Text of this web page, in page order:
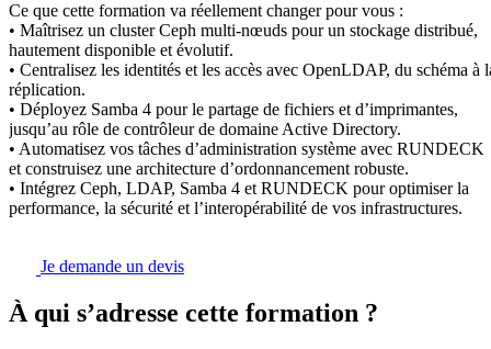
Ce que cette formation va réellement changer pour vous :
• Maîtrisez un cluster Ceph multi-nœuds pour un stockage distribué,
hautement disponible et évolutif.
• Centralisez les identités et les accès avec OpenLDAP, du schéma à
réplication.
• Déployez Samba 4 pour le partage de fichiers et d’imprimantes,
jusqu’au rôle de contrôleur de domaine Active Directory.
• Automatisez vos tâches d’administration système avec RUNDECK
et construisez une architecture d’ordonnancement robuste.
• Intégrez Ceph, LDAP, Samba 4 et RUNDECK pour optimiser la
performance, la sécurité et l’interopérabilité de vos infrastructures.
Je demande un devis
À qui s’adresse cette formation ?